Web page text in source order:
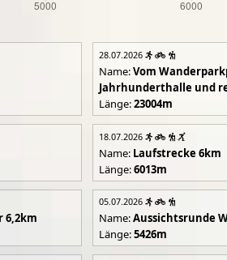
28.07.2026
Name:Vom
Jahrhunderthalle und
Länge:23004m
18.07.2026
Name: Laufstrecke 6km
Länge:6013m
6,2km
05.07.2026
Name:Aussichtsrunde
Länge:5426m